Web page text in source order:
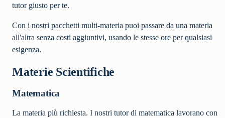
tutor giusto per te.
Con i nostri pacchetti multi-materia puoi passare da una materia
all'altra senza costi aggiuntivi, usando le stesse ore per qualsiasi
esigenza.
Materie Scientifiche
Matematica
La materia più richiesta. I nostri tutor di matematica lavorano con